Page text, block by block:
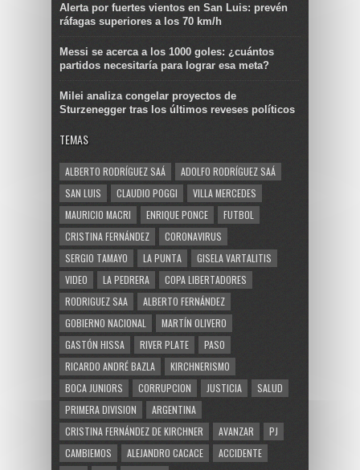
Alerta por fuertes vientos en San Luis: prevén
ráfagas superiores a los 70 km/h
Messi se acerca a los 1000 goles: ¿cuántos
partidos necesitaría para lograr esa meta?
Milei analiza congelar proyectos de
Sturzenegger tras los últimos reveses políticos
TEMAS
ALBERTO RODRÍGUEZ SAÁ
ADOLFO RODRÍGUEZ SAÁ
SAN LUIS
CLAUDIO POGGI
VILLA MERCEDES
MAURICIO MACRI
ENRIQUE PONCE
FUTBOL
CRISTINA FERNÁNDEZ
CORONAVIRUS
SERGIO TAMAYO
LA PUNTA
GISELA VARTALITIS
VIDEO
LA PEDRERA
COPA LIBERTADORES
RODRIGUEZ SAA
ALBERTO FERNÁNDEZ
GOBIERNO NACIONAL
MARTÍN OLIVERO
GASTÓN HISSA
RIVER PLATE
PASO
RICARDO ANDRÉ BAZLA
KIRCHNERISMO
BOCA JUNIORS
CORRUPCION JUSTICIA
SALUD
PRIMERA DIVISION
ARGENTINA
CRISTINA FERNÁNDEZ DE KIRCHNER
AVANZAR
PJ
CAMBIEMOS
ALEJANDRO CACACE
ACCIDENTE